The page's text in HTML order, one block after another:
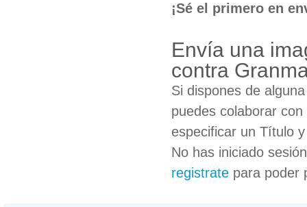
¡Sé el primero en
Envía una
contra
Si dispones de
puedes colaborar
especificar un Título
No has iniciado
registrate para poder